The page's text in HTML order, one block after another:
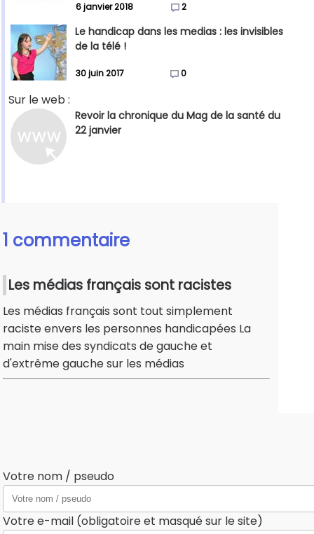
6 janvier 2018 2
Le handicap dans les medias : les invisibles
de la télé !
30 juin 2017 0
Sur le web :
Revoir la chronique du Mag de la santé du
22 janvier
1 commentaire
Les médias français sont racistes
Les médias français sont tout simplement
raciste envers les personnes handicapées La
main mise des syndicats de gauche et
d'extrême gauche sur les médias
Votre nom / pseudo
Votre e-mail (obligatoire et masqué sur le site)